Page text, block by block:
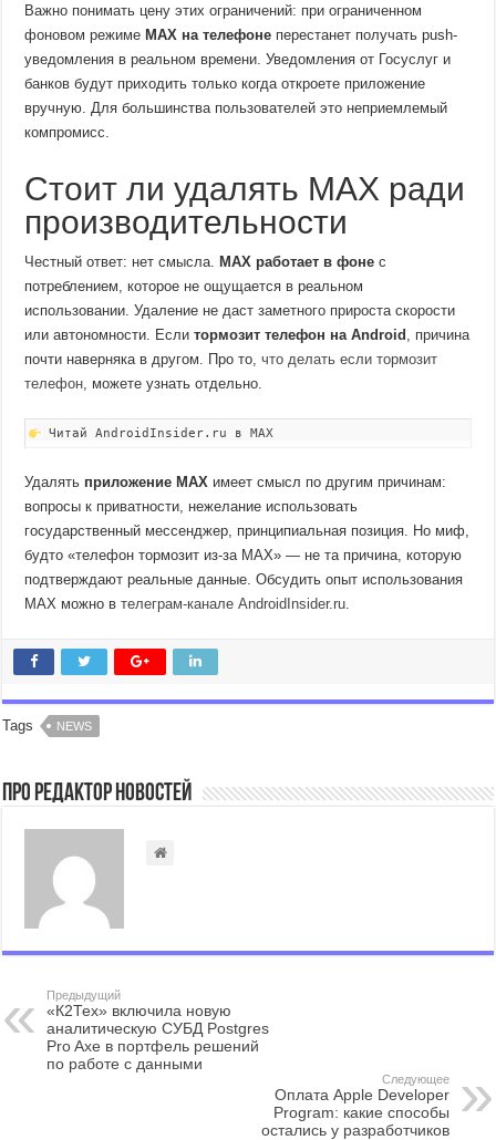
Важно понимать цену этих ограничений: при ограниченном
фоновом режимеMAX на телефоне перестанет получать push-
уведомления в реальном времени. Уведомления от Госуслуг и
банков будут приходить только когда откроете приложение
вручную. Для большинства пользователей это неприемлемый
компромисс.
Стоит ли удалять MAX ради
производительности
Честный ответ: нет смысла.MAX работает в фоне с
потреблением, которое не ощущается в реальном
использовании. Удаление не даст заметного прироста скорости
или автономности. Еслитормозит телефон на Android , причина
почти наверняка в другом. Про то,что делать если тормозит
телефон , можете узнать отдельно.
Читай AndroidInsider.ru в MAX
Удалять приложение MAX имеет смысл по другим причинам:
вопросы к приватности, нежелание использовать
государственный мессенджер, принципиальная позиция. Но миф,
будто «телефон тормозит из-за MAX» — не та причина, которую
подтверждают реальные данные. Обсудить опыт использования
MAX можно втелеграм-канале AndroidInsider.ru
Tags NEWS
Про Редактор Новостей
Предыдущий
«К2Тех» включила новую
аналитическую СУБД Postgres
Pro Axe в портфель решений
по работе с данными
Следующее
Оплата Apple Developer
Program: какие способы
остались у разработчиков